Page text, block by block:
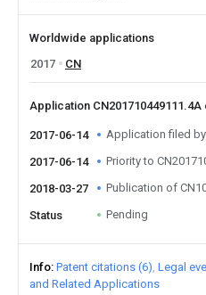
Worldwide applications
2017
CN
Application CN201710449111.4A
2017-06-14 Application filed by
2017-06-14 Priority to
2018-03-27 Publication of
Status Pending
Info Patent citations (6) Legal
and Related Applications